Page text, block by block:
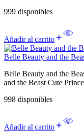
999 disponibles
Añadir al carrito
Belle Beauty and the
Belle Beauty and the
and the Beast Cute
998 disponibles
Añadir al carrito